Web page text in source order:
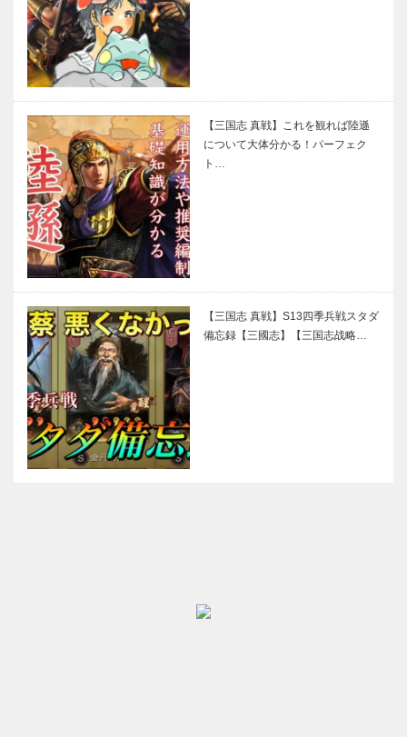
【三国志 真戦】これを観れば陸遜
について大体分かる！パーフェク
ト…
【三国志 真戦】S13四季兵戦スタダ
備忘録【三國志】【三国志战略…